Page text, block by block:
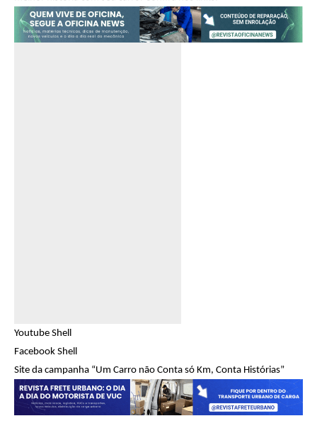
Youtube Shell
Facebook Shell
Site da campanha “Um Carro não Conta só Km, Conta Histórias”